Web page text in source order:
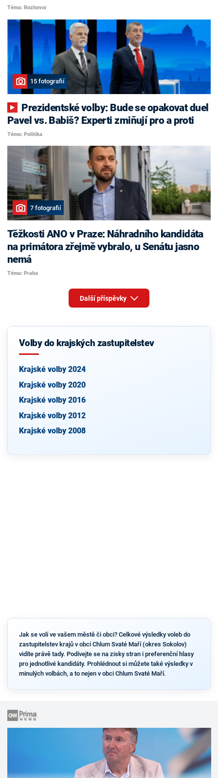
Téma: Rozhovor
15 fotografií
Pavel vs. Babiš? Experti zmiňují pro a proti
Téma: Politika
7 fotografií
Těžkosti ANO v Praze: Náhradního kandidáta
na primátora zřejmě vybralo, u Senátu jasno
nemá
Téma: Praha
Další příspěvky
Volby do krajských zastupitelstev
Krajské volby 2024
Krajské volby 2020
Krajské volby 2016
Krajské volby 2012
Krajské volby 2008
Jak se volí ve vašem městě či obci? Celkové výsledky voleb do
zastupitelstev krajů v obci Chlum Svaté Maří (okres Sokolov)
vidíte právě tady. Podívejte se na zisky stran i preferenční hlasy
pro jednotlivé kandidáty. Prohlédnout si můžete také výsledky v
minulých volbách, a to nejen v obci Chlum Svaté Maří.